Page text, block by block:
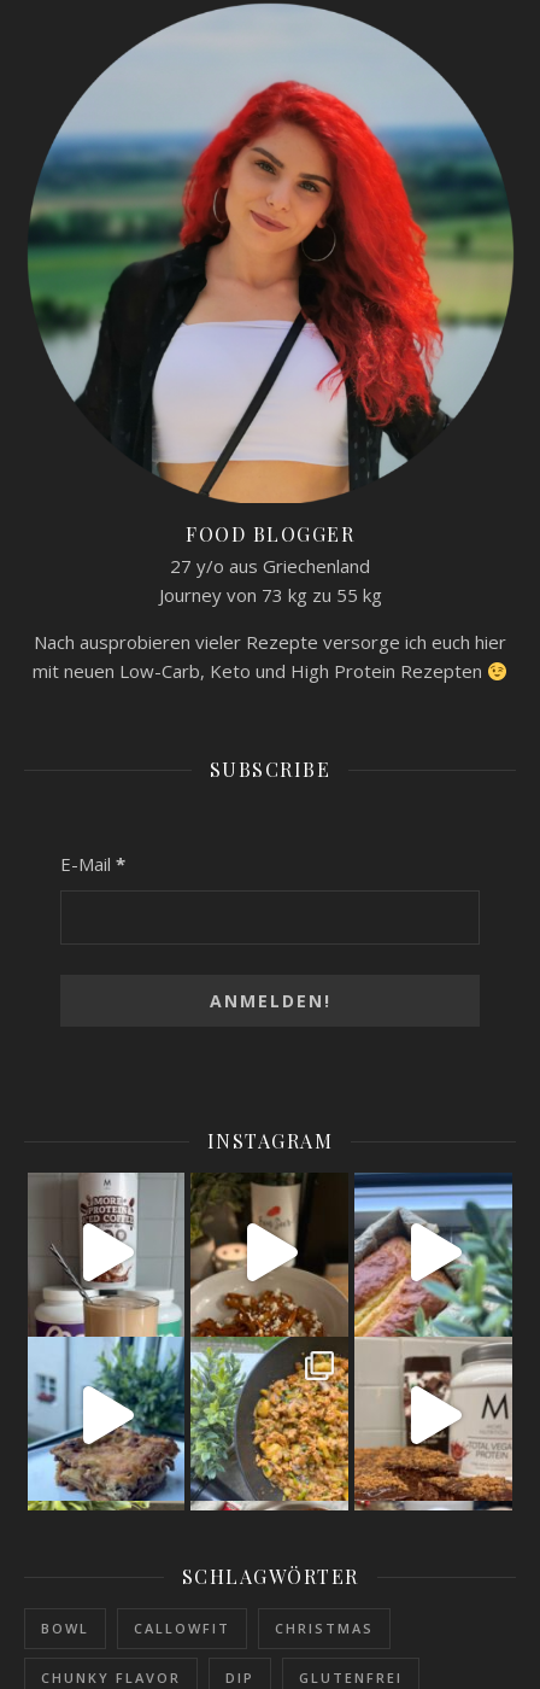
FOOD BLOGGER
27 y/o aus Griechenland
Journey von 73 kg zu 55 kg
Nach ausprobieren vieler Rezepte versorge ich euch hier
mit neuen Low-Carb, Keto und High Protein Rezepten
SUBSCRIBE
E-Mail *
INSTAGRAM
High Protein Frappuccino Low calorie pumpkin mit feta cheese in the oven Sugar free / high protein / low calorie lemon l
Gnocchi Spring Bowl
YOU NEED: 1 sm
109 calorie mousse au chocolat
30 calorie #lotusbisoffspread Sugar free protein donuts It’s not poss
SCHLAGWÖRTER
BOWL CALLOWFIT CHRISTMAS
CHUNKY FLAVOR DIP GLUTENFREI